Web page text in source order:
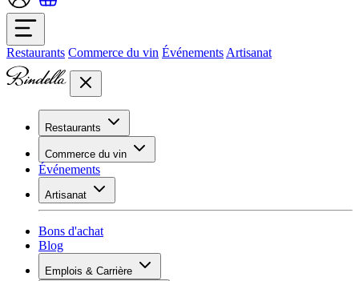
Restaurants Commerce du vin Événements Artisanat
Restaurants
Aperçu restaurants
Banquets et séminaires
Dolcezze
Commerce du vin
Overview
Assortiment
Savoir sur le vin
Événements
Artisanat
Aperçu
Plâtrer
Peinture
Bons d'achat
Blog
Emplois & Carrière